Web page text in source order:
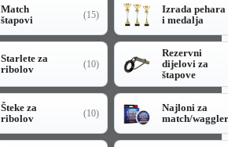
Match
štapovi
(15)
Izrada pehara
i medalja
Starlete za
ribolov
(10)
Rezervni
dijelovi za
štapove
Šteke za
ribolov
(10)
Najloni za
match/waggler